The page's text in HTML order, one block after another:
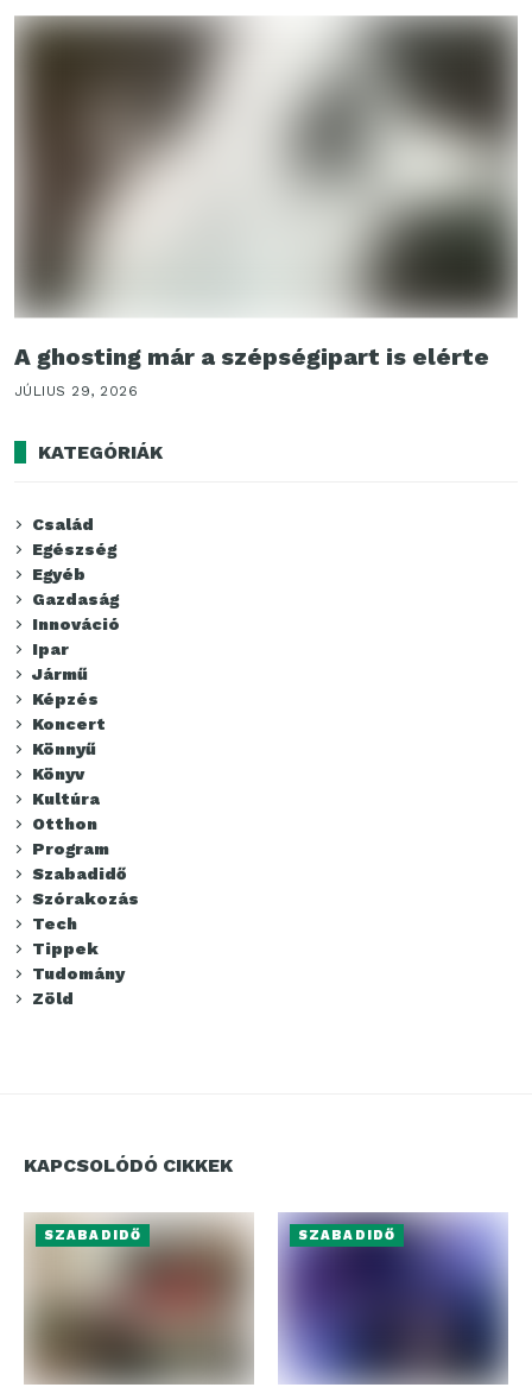
A ghosting már a szépségipart is elérte
JÚLIUS 29, 2026
KATEGÓRIÁK
Család
Egészség
Egyéb
Gazdaság
Innováció
Ipar
Jármű
Képzés
Koncert
Könnyű
Könyv
Kultúra
Otthon
Program
Szabadidő
Szórakozás
Tech
Tippek
Tudomány
Zöld
KAPCSOLÓDÓ CIKKEK
SZABADIDŐ SZABADIDŐ